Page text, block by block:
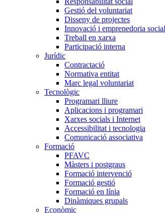
Gestió del voluntariat
Disseny de projectes
Innovació i emprenedoria social
Treball en xarxa
Participació interna
Jurídic
Contractació
Normativa entitat
Marc legal voluntariat
Tecnològic
Programari lliure
Aplicacions i programari
Xarxes socials i Internet
Accessibilitat i tecnologia
Comunicació associativa
Formació
PFAVC
Màsters i postgraus
Formació intervenció
Formació gestió
Formació en línia
Dinàmiques grupals
Econòmic